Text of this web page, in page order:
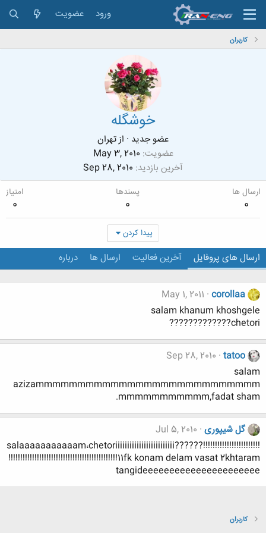
ورود عضویت
کاربران
خوشگله
عضو جدید · ازتهران
عضویت May 3, 2010
آخرین بازدید Sep 28, 2010
ارسال ها
0
پسندها
0
امتیاز
0
پیدا کردن
ارسال های پروفایل آخرین فعالیت ارسال ها درباره
corollaa
May 1, 2011
salam khanum khoshgele
chetori?????????????
tatoo
Sep 28, 2010
salam
azizammmmmmmmmmmmmmmmmmmmmmmmmmm
mmmmmmmmmmm,fadat sham.
گل شیپوری Jul 5, 2010
salaaaaaaaaaaam،chetoriiiiiiiiiiiiiiiiiiiiiiiii??????!!!!!!!!!!!!!!!!!!!!!!!!
!!!!!!!!!!!!!!!!!!!!!!!!!!!!!!!!!!!!!!!!!!!!!!11fk konam delam vasat 2khtaram
tangideeeeeeeeeeeeeeeeeeeeee
کاربران